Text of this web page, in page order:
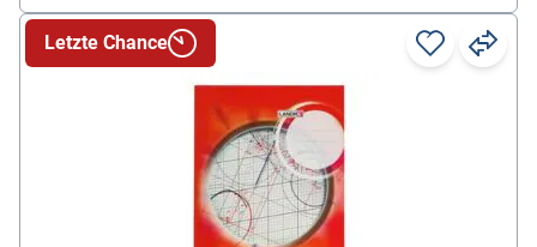
Letzte Chance